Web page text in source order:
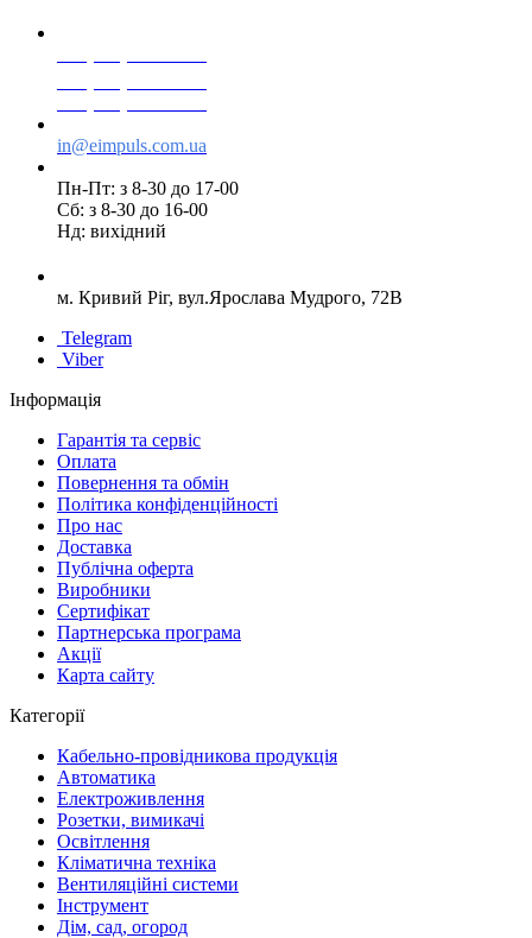
in@eimpuls.com.ua
Пн-Пт: з 8-30 до 17-00
Сб: з 8-30 до 16-00
Нд: вихідний
м. Кривий Ріг, вул.Ярослава Мудрого, 72В
Telegram
Viber
Інформація
Гарантія та сервіс
Оплата
Повернення та обмін
Політика конфіденційності
Про нас
Доставка
Публічна оферта
Виробники
Сертифікат
Партнерська програма
Акції
Карта сайту
Категорії
Кабельно-провідникова продукція
Автоматика
Електроживлення
Розетки, вимикачі
Освітлення
Кліматична техніка
Вентиляційні системи
Інструмент
Дім, сад, огород